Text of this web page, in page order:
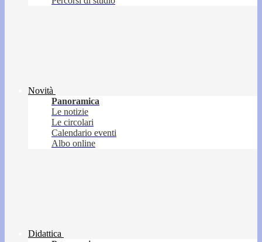
Novità
Panoramica
Le notizie
Le circolari
Calendario eventi
Albo online
Didattica